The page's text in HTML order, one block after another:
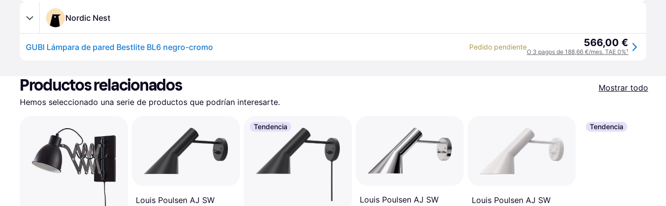
Nordic Nest
GUBI Lámpara de pared Bestlite BL6 negro-cromo Pedido pendiente 566,00 €
O 3 pagos de 188,66 €/mes. TAE 0%¹
Productos relacionados
Mostrar todo
Hemos seleccionado una serie de productos que podrían interesarte.
Louis Poulsen AJ SW
Tendencia
Louis Poulsen AJ SW
Louis Poulsen AJ SW
Tendencia